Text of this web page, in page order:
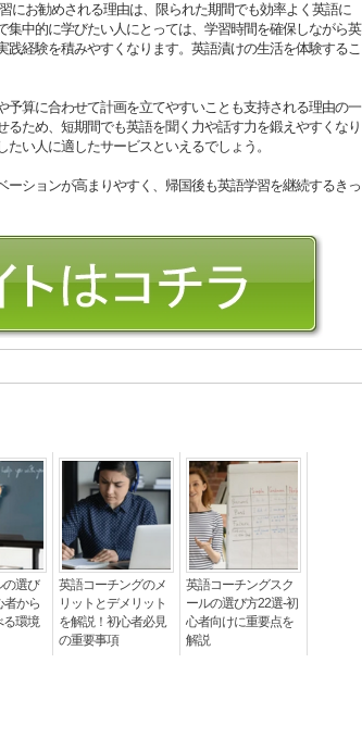
にお勧めされる理由は、限られた期間でも効率よく英語に
中的に学びたい人にとっては、学習時間を確保しながら英
経験を積みやすくなります。英語漬けの生活を体験するこ
算に合わせて計画を立てやすいことも支持される理由の一
ため、短期間でも英語を聞く力や話す力を鍛えやすくなり
い人に適したサービスといえるでしょう。
ションが高まりやすく、帰国後も英語学習を継続するきっ
の選び
者から
る環境
英語コーチングのメ
リットとデメリット
を解説！初心者必見
の重要事項
英語コーチングスク
ールの選び方22選-初
心者向けに重要点を
解説